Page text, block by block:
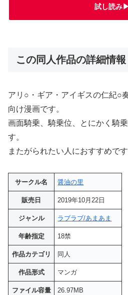
試し読み▶
この同人作品の詳細情報
アリ○・ギア・アイギスの仁紀○
向け漫画です。
画面騎乗、騎乗位、とにかく騎
す。
またがられたい人におすすめです
サークル名 醤油の里
販売日 2019年10月22日
ジャンル ラブラブ/あまあま
年齢指定 18禁
作品カテゴリ 同人
作品形式 マンガ
ファイル容量 26.97MB